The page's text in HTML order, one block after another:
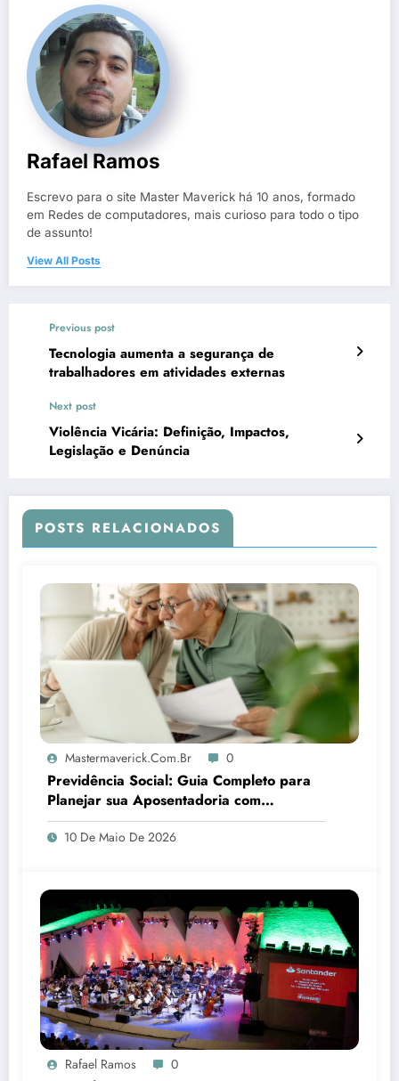
Rafael Ramos
Escrevo para o site Master Maverick há 10 anos, formado
em Redes de computadores, mais curioso para todo o tipo
de assunto!
View All Posts
Previous post
Tecnologia aumenta a segurança de
trabalhadores em atividades externas
Next post
Violência Vicária: Definição, Impactos,
Legislação e Denúncia
POSTS RELACIONADOS
Mastermaverick.com.br 0
Previdência Social: Guia Completo para
Planejar sua Aposentadoria com
Segurança
10 De Maio De 2026
Rafael Ramos 0